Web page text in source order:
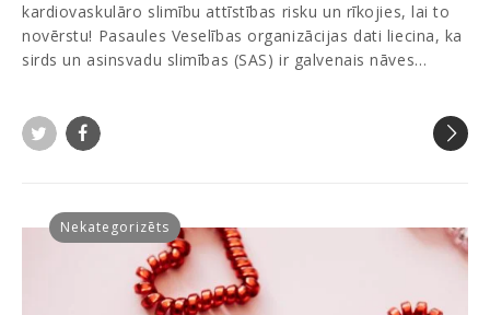
kardiovaskulāro slimību attīstības risku un rīkojies, lai to
novērstu! Pasaules Veselības organizācijas dati liecina, ka
sirds un asinsvadu slimības (SAS) ir galvenais nāves…
Nekategorizēts